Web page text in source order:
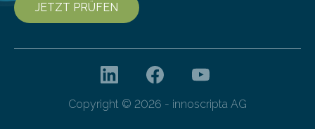
JETZT PRÜFEN
Copyright © 2026 - innoscripta AG